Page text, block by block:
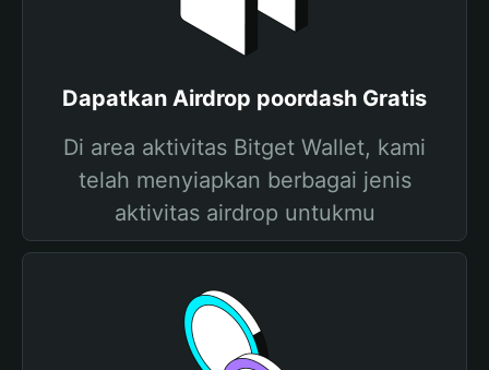
Dapatkan Airdrop poordash Gratis
Di area aktivitas Bitget Wallet, kami
telah menyiapkan berbagai jenis
aktivitas airdrop untukmu